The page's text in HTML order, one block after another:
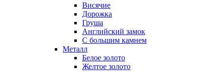
Висячие
Дорожка
Груша
Английский замок
С большим камнем
Металл
Белое золото
Желтое золото